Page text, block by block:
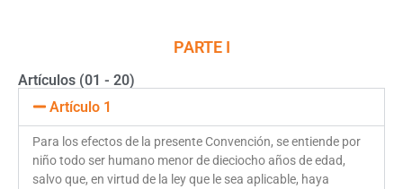
PARTE I
Artículos (01 - 20)
Artículo 1
Para los efectos de la presente Convención, se entiende por
niño todo ser humano menor de dieciocho años de edad,
salvo que, en virtud de la ley que le sea aplicable, haya